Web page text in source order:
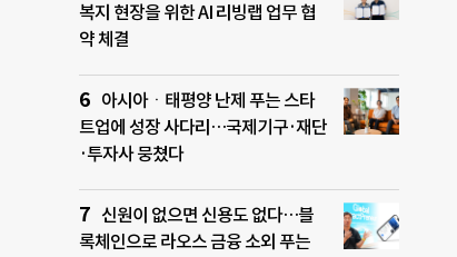
복지 현장을 위한 AI 리빙랩 업무 협
약 체결
아시아ㆍ태평양 난제 푸는 스타
트업에 성장 사다리…국제기구·재단
·투자사 뭉쳤다
신원이 없으면 신용도 없다…블
록체인으로 라오스 금융 소외 푸는